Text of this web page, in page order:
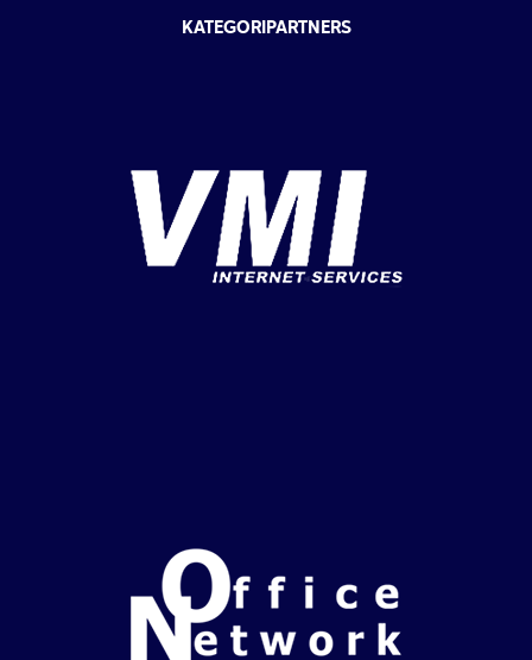
KATEGORIPARTNERS